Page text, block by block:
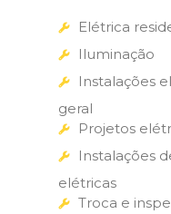
Elétrica
Iluminação
Instalações
geral
Projetos
Instalações
elétricas
Troca e